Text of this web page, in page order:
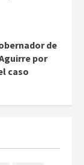
de
por
caso
y Tierra